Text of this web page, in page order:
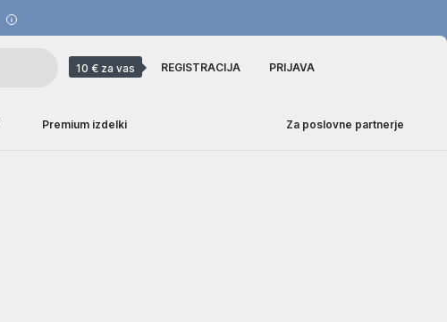
10 € za vas REGISTRACIJA PRIJAVA
Premium izdelki Za poslovne partnerje